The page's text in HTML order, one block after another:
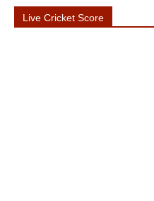
Live Cricket Score